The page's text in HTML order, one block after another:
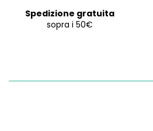
Spedizione gratuita
sopra i 50€